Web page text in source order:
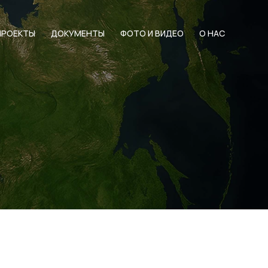
ДОКУМЕНТЫ ФОТО И ВИДЕО О НАС